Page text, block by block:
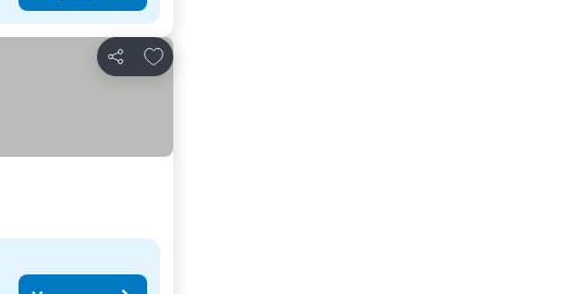
Partilhar
Adicionar aos favoritos